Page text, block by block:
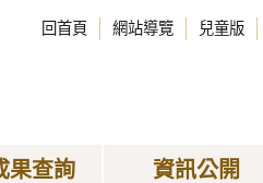
回首頁 網站導覽 兒童版
果查詢 資訊公開